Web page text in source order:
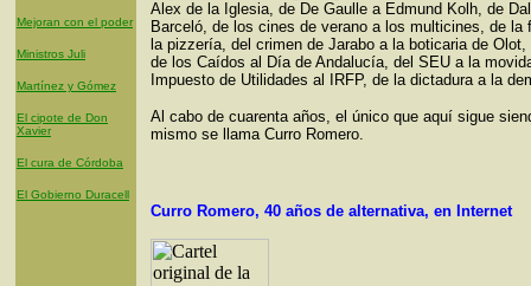
Mejoran con el poder
Ministros Juli
Martínez y Gómez
El cipote de Don
Xavier
El cura de Córdoba
El Gobierno Duracell
Alex de la Iglesia, de De Gaulle a Edmund Kolh, de
Barceló, de los cines de verano a los multicines, de la
la pizzería, del crimen de Jarabo a la boticaria de Olot,
de los Caídos al Día de Andalucía, del SEU a la
Impuesto de Utilidades al IRFP, de la dictadura a la
Al cabo de cuarenta años, el único que aquí sigue
mismo se llama Curro Romero.
Curro Romero, 40 años de alternativa, en Internet